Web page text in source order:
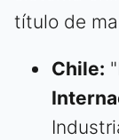
título de
Chile: